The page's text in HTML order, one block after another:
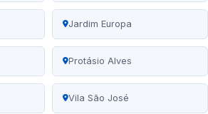
Jardim Europa
Protásio Alves
Vila São José